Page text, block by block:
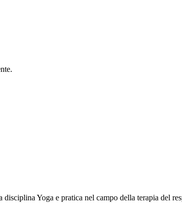
disciplina Yoga e pratica nel campo della terapia del